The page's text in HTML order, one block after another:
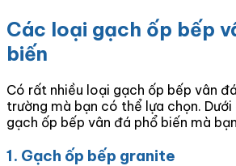
Các loại gạch ốp bếp
biến
Có rất nhiều loại gạch ốp bếp vân
trường mà bạn có thể lựa chọn.
gạch ốp bếp vân đá phổ biến mà
1. Gạch ốp bếp granite